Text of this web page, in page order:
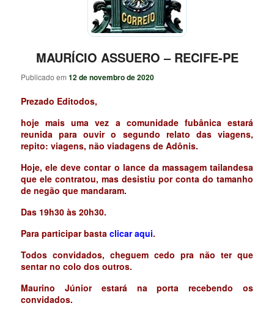
MAURÍCIO ASSUERO – RECIFE-PE
Publicado em12 de novembro de 2020
Prezado Editodos,
hoje mais uma vez a comunidade fubânica estará
reunida para ouvir o segundo relato das viagens,
repito: viagens, não viadagens de Adônis.
Hoje, ele deve contar o lance da massagem tailandesa
que ele contratou, mas desistiu por conta do tamanho
de negão que mandaram.
Das 19h30 às 20h30.
Para participar basta clicar aqui.
Todos convidados, cheguem cedo pra não ter que
sentar no colo dos outros.
Maurino Júnior estará na porta recebendo os
convidados.